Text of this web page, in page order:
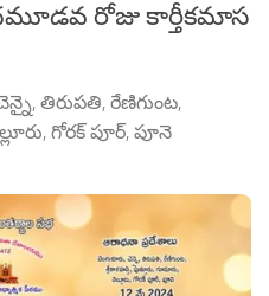
రోజు కార్తీకమాస
తిరుపతి, రేణిగుంట,
గోరక్ పూర్, పూనె